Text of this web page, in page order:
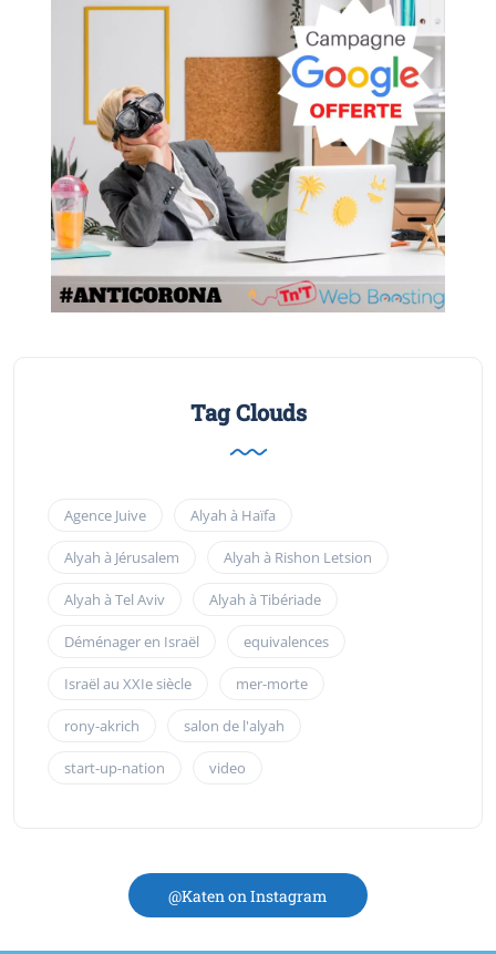
Tag Clouds
Agence Juive Alyah à Haïfa
Alyah à Jérusalem Alyah à Rishon Letsion
Alyah à Tel Aviv Alyah à Tibériade
Déménager en Israël equivalences
Israël au XXIe siècle mer-morte
rony-akrich salon de l'alyah
start-up-nation video
@Katen on Instagram